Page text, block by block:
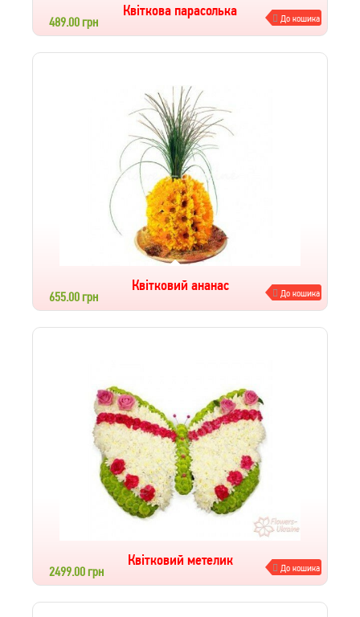
Квіткова парасолька
489.00 грн До кошика
Квітковий ананас
655.00 грн До кошика
Квітковий метелик
2499.00 грн До кошика